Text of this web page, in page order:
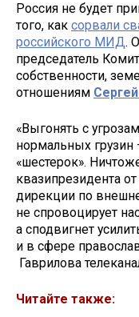
Россия не будет
того, как сорвали
российского МИД.
председатель
собственности,
отношениям
«Выгонять с
нормальных
«шестерок».
квазипрезидента
дирекции по
не спровоцирует
а сподвигнет
и в сфере
Гаврилова
Читайте также: